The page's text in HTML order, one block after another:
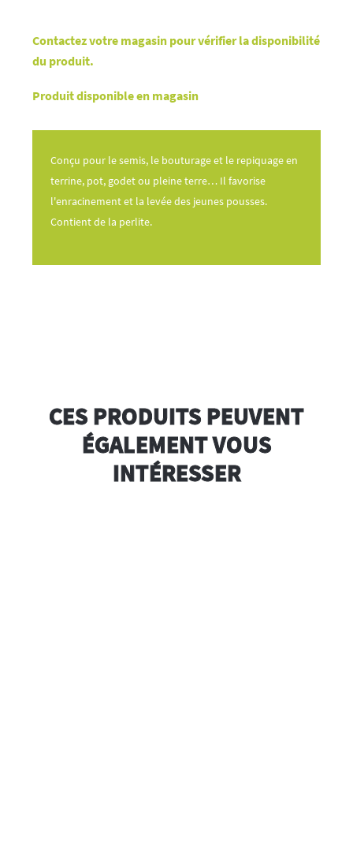
Contactez votre magasin pour vérifier la disponibilité
du produit.
Produit disponible en magasin
Conçu pour le semis, le bouturage et le repiquage en
terrine, pot, godet ou pleine terre… Il favorise
l'enracinement et la levée des jeunes pousses.
Contient de la perlite.
CES PRODUITS PEUVENT
ÉGALEMENT VOUS
INTÉRESSER